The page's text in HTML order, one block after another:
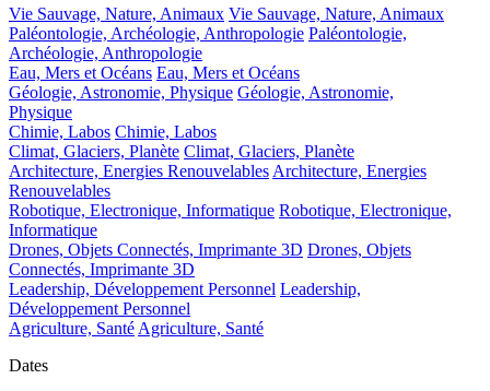
Vie Sauvage, Nature, Animaux Vie Sauvage, Nature, Animaux
Paléontologie, Archéologie, Anthropologie Paléontologie,
Archéologie, Anthropologie
Eau, Mers et Océans Eau, Mers et Océans
Géologie, Astronomie, Physique Géologie, Astronomie,
Physique
Chimie, Labos Chimie, Labos
Climat, Glaciers, Planète Climat, Glaciers, Planète
Architecture, Energies Renouvelables Architecture, Energies
Renouvelables
Robotique, Electronique, Informatique Robotique, Electronique,
Informatique
Drones, Objets Connectés, Imprimante 3D Drones, Objets
Connectés, Imprimante 3D
Leadership, Développement Personnel Leadership,
Développement Personnel
Agriculture, Santé Agriculture, Santé
Dates